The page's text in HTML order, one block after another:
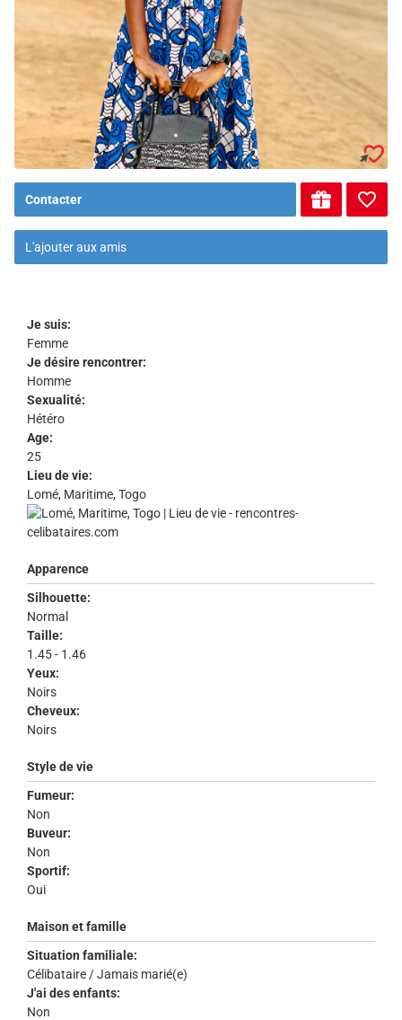
Contacter
L'ajouter aux amis
Je suis:
Femme
Je désire rencontrer:
Homme
Sexualité:
Hétéro
Age:
25
Lieu de vie:
Lomé, Maritime, Togo
Apparence
Silhouette:
Normal
Taille:
1.45 - 1.46
Yeux:
Noirs
Cheveux:
Noirs
Style de vie
Fumeur:
Non
Buveur:
Non
Sportif:
Oui
Maison et famille
Situation familiale:
Célibataire / Jamais marié(e)
J'ai des enfants:
Non